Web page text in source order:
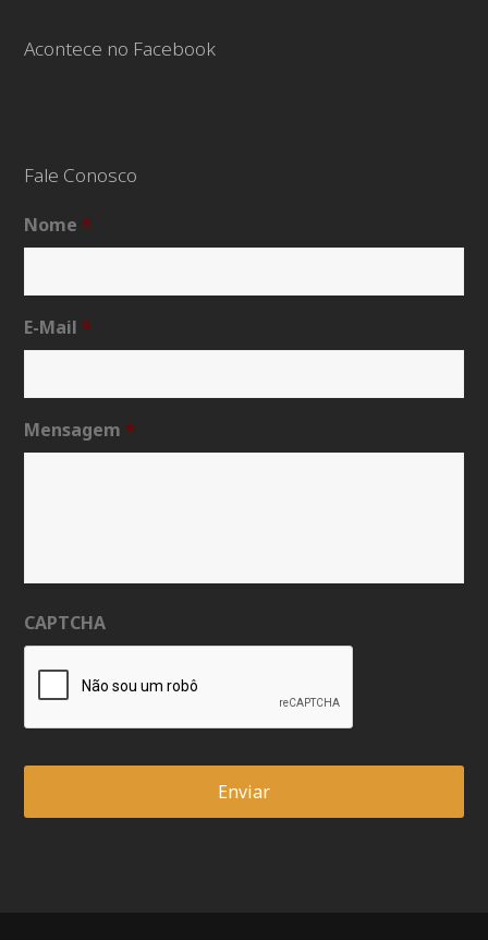
Acontece no Facebook
Fale Conosco
Nome *
E-Mail *
Mensagem *
CAPTCHA